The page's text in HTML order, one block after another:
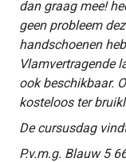
dan graag mee!
geen probleem
handschoenen
Vlamvertragende
ook beschikbaar.
kosteloos ter
De cursusdag
P.v.m.g. Blauw 5